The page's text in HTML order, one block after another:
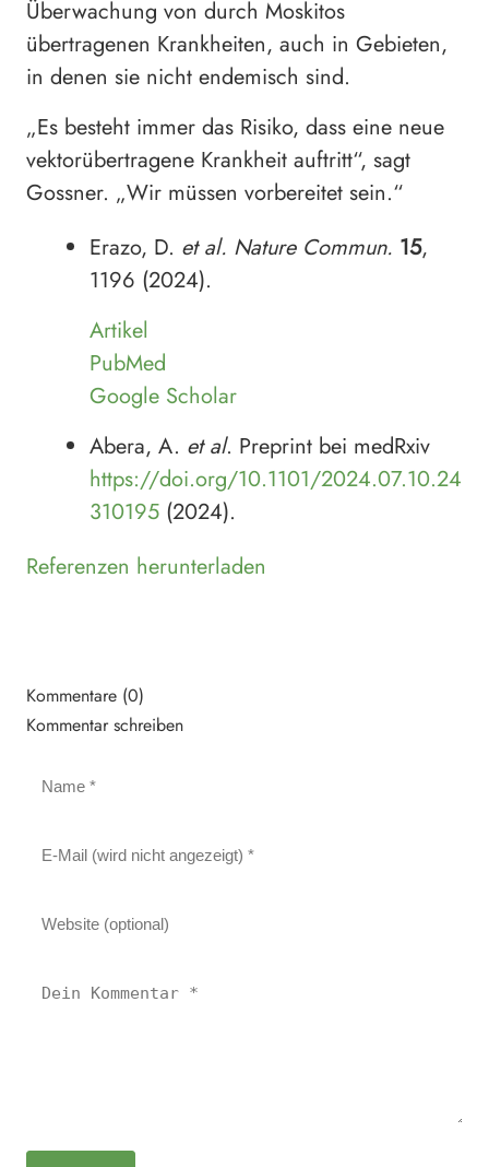
Überwachung von durch Moskitos
übertragenen Krankheiten, auch in Gebieten,
in denen sie nicht endemisch sind.
„Es besteht immer das Risiko, dass eine neue
vektorübertragene Krankheit auftritt“, sagt
Gossner. „Wir müssen vorbereitet sein.“
Erazo, D. et al. Nature Commun. 15,
1196 (2024).
Artikel
PubMed
Google Scholar
Abera, A. et al. Preprint bei medRxiv
https://doi.org/10.1101/2024.07.10.24
310195 (2024).
Referenzen herunterladen
Kommentare (0)
Kommentar schreiben